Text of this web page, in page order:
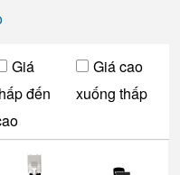
Giá
đến
Giá cao
xuống thấp